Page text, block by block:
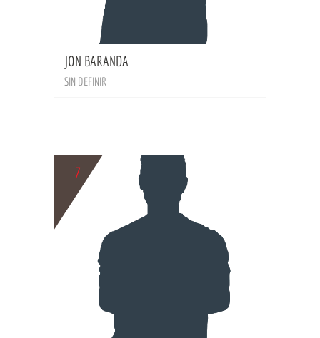
JON BARANDA
SIN DEFINIR
7